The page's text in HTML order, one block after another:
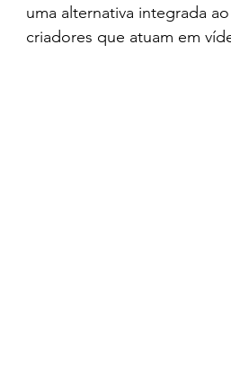
uma alternativa integrada
criadores que atuam em